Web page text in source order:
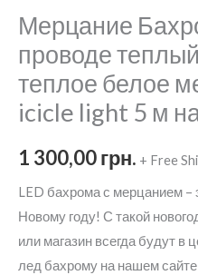
Мерцание
проводе
теплое белое
icicle light 5 м
1 300,00грн. + Free
LED бахрома с мерцанием –
Новому году! С такой
или магазин всегда будут в
лед бахрому на нашем